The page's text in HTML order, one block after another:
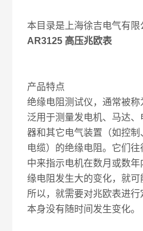
本目录是上海徐吉电气有限
AR3125 高压兆欧表
产品特点
绝缘电阻测试仪，通常被
泛用于测量发电机、马达
器和其它电气装置（如控
电缆）的绝缘电阻。它们
中来指示电机在数月或数
缘电阻发生大的变化，就可
所以，就需要对兆欧表进
本身没有随时间发生变化。